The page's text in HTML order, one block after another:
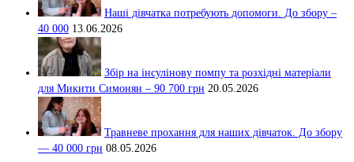
Наші дівчатка потребують допомоги. До збору –
40 000 13.06.2026
Збір на інсулінову помпу та розхідні матеріали
для Микити Симонян – 90 700 грн 20.05.2026
Травневе прохання для наших дівчаток. До збору
— 40 000 грн 08.05.2026